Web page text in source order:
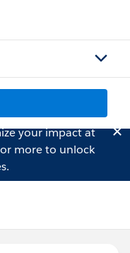
your impact at
more to unlock